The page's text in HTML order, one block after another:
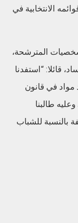
أودع قوائمه الانتخابية في
المترشحة،
قائلا: “استفدنا
مواد في قانون
طالبنا
بالنسبة للشباب